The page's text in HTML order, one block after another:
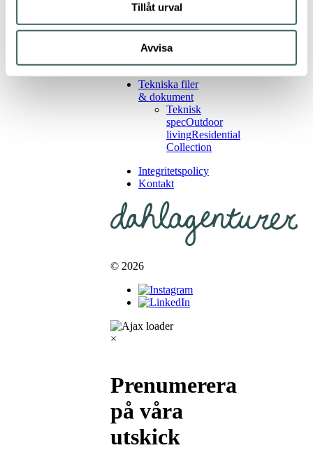
Tillåt urval
Avvisa
Material
Tekniska filer
& dokument
Teknisk
specOutdoor
livingResidential
Collection
Integritetspolicy
Kontakt
© 2026
×
Prenumerera
på våra
utskick